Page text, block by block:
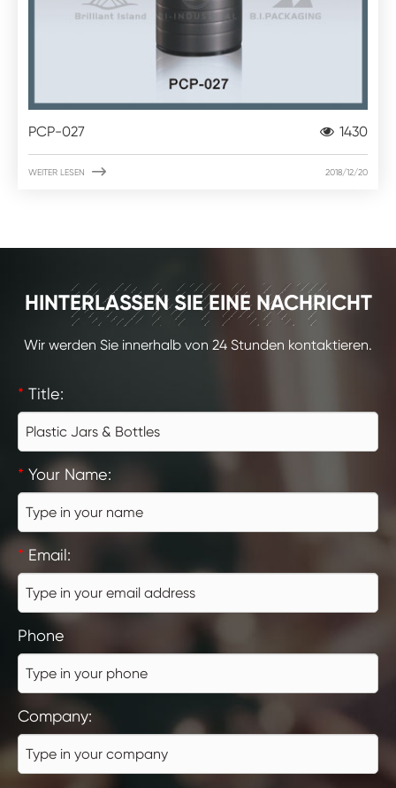
PCP-027 1430
WEITER LESEN  2018/12/20
KONTAKT
HINTERLASSEN SIE EINE NACHRICHT
Wir werden Sie innerhalb von 24 Stunden kontaktieren.
* Title:
* Your Name:
* Email:
Phone
Company: